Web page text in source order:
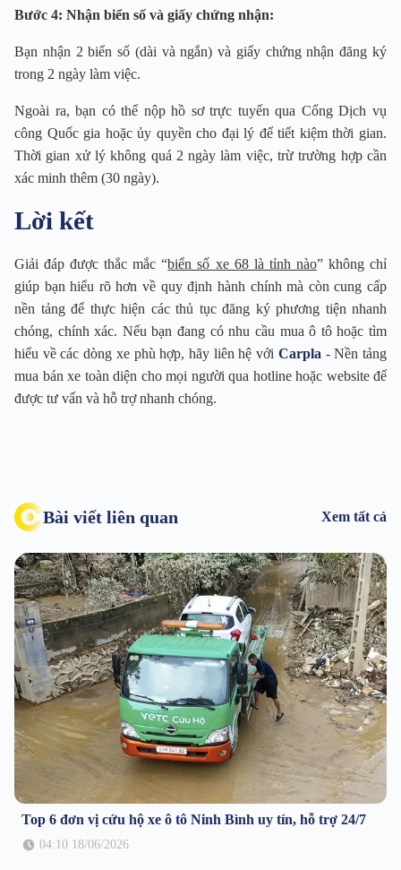
Bước 4: Nhận biển số và giấy chứng nhận:
Bạn nhận 2 biển số (dài và ngắn) và giấy chứng nhận đăng ký
trong 2 ngày làm việc.
Ngoài ra, bạn có thể nộp hồ sơ trực tuyến qua Cổng Dịch vụ
công Quốc gia hoặc ủy quyền cho đại lý để tiết kiệm thời gian.
Thời gian xử lý không quá 2 ngày làm việc, trừ trường hợp cần
xác minh thêm (30 ngày).
Lời kết
Giải đáp được thắc mắc “biển số xe 68 là tỉnh nào” không chỉ
giúp bạn hiểu rõ hơn về quy định hành chính mà còn cung cấp
nền tảng để thực hiện các thủ tục đăng ký phương tiện nhanh
chóng, chính xác. Nếu bạn đang có nhu cầu mua ô tô hoặc tìm
hiểu về các dòng xe phù hợp, hãy liên hệ với Carpla - Nền tảng
mua bán xe toàn diện cho mọi người qua hotline hoặc website để
được tư vấn và hỗ trợ nhanh chóng.
Bài viết liên quan Xem tất cả
Top 6 đơn vị cứu hộ xe ô tô Ninh Bình uy tín, hỗ trợ 24/7
04:10 18/06/2026